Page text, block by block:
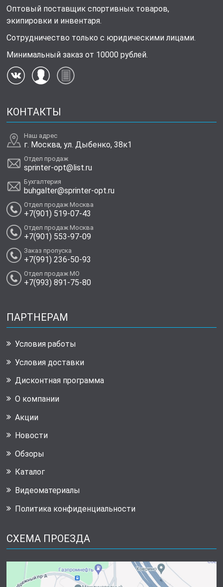
Оптовый поставщик спортивных товаров,
экипировки и инвентаря.
Сотрудничество только с юридическими лицами.
Минимальный заказ от 10000 рублей.
КОНТАКТЫ
Наш адрес
г. Москва, ул. Дыбенко, 38к1
Отдел продаж
sprinter-opt@list.ru
Бухгалтерия
buhgalter@sprinter-opt.ru
Отдел продаж Москва
+7(901) 519-07-43
Отдел продаж Москва
+7(901) 553-97-09
Заказ пропуска
+7(991) 236-50-93
Отдел продаж МО
+7(993) 891-75-80
ПАРТНЕРАМ
Условия работы
Условия доставки
Дисконтная программа
О компании
Акции
Новости
Обзоры
Каталог
Видеоматериалы
Политика конфиденциальности
СХЕМА ПРОЕЗДА